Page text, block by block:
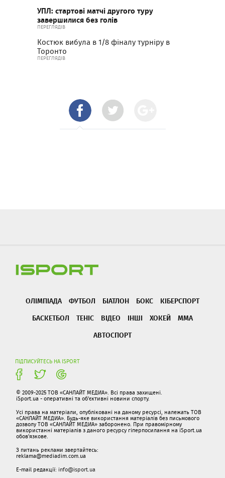
УПЛ: стартові матчі другого туру
завершилися без голів
ПЕРЕГЛЯДІВ
Костюк вибула в 1/8 фіналу турніру в
Торонто
ПЕРЕГЛЯДІВ
ОЛІМПІАДА ФУТБОЛ БІАТЛОН БОКС
КІБЕРСПОРТ
БАСКЕТБОЛ
ТЕНІС ВІДЕО ІНШІ ХОКЕЙ
ММА
АВТОСПОРТ
ПІДПИСУЙТЕСЬ НА ISPORT
© 2009-2025 ТОВ «САНЛАЙТ МЕДИА». Всі права захищені.
iSport.ua - оперативні та об'єктивні новини спорту.
Усі права на матеріали, опубліковані на даному ресурсі, належать ТОВ
«САНЛАЙТ МЕДИА». Будь-яке використання матеріалів без письмового
дозволу ТОВ «САНЛАЙТ МЕДИА» заборонено. При правомірному
використанні матеріалів з даного ресурсу гіперпосилання на iSport.ua
обов'язкове.
З питань реклами звертайтесь:
reklama@mediadim.com.ua
E-mail редакції: info@isport.ua